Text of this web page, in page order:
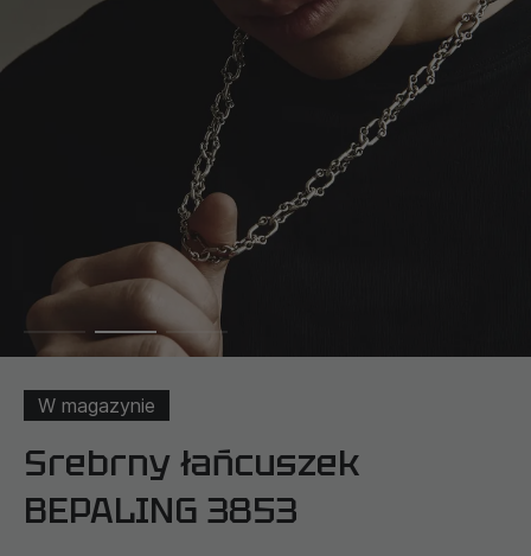
W magazynie
Srebrny łańcuszek
BEPALING 3853